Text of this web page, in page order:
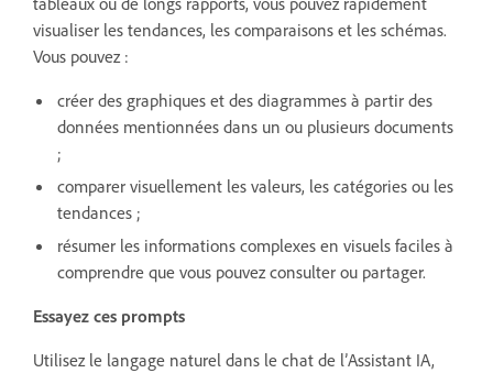
visualiser les tendances, les comparaisons et les schémas.
Vous pouvez :
créer des graphiques et des diagrammes à partir des
données mentionnées dans un ou plusieurs documents
;
comparer visuellement les valeurs, les catégories ou les
tendances ;
résumer les informations complexes en visuels faciles à
comprendre que vous pouvez consulter ou partager.
Essayez ces prompts
Utilisez le langage naturel dans le chat de l’Assistant IA,